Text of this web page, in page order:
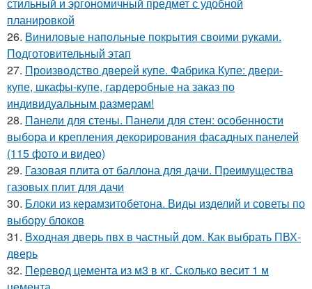
планировкой
26. Виниловые напольные покрытия своими руками.
Подготовительный этап
27. Производство дверей купе. Фабрика Купе: двери-
купе, шкафы-купе, гардеробные на заказ по
индивидуальным размерам!
28. Панели для стены. Панели для стен: особенности
выбора и крепления декорирования фасадных панелей
(115 фото и видео)
29. Газовая плита от баллона для дачи. Преимущества
газовых плит для дачи
30. Блоки из керамзитобетона. Виды изделий и советы по
выбору блоков
31. Входная дверь пвх в частный дом. Как выбрать ПВХ-
дверь
32. Перевод цемента из м3 в кг. Сколько весит 1 м